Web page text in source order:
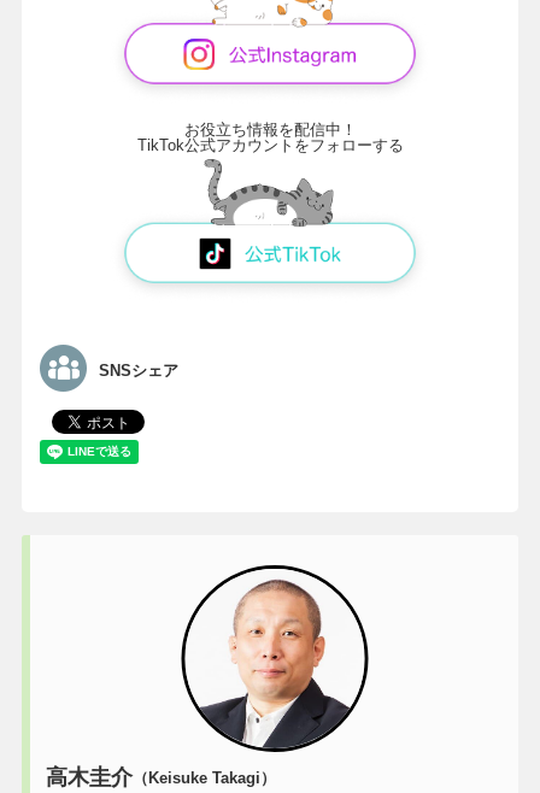
お役立ち情報を配信中！
TikTok公式アカウントをフォローする
SNSシェア
高木圭介（Keisuke Takagi）